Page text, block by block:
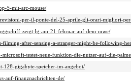
5-mit-arc-mouse/
per-il-ponte-del-25-aprile-gli-orari-migliori-
zeigt-lg-am-21-februar-auf-dem-mwc/
filming-after-sensing-a-stranger-might-be-following-
microsoft-testet-neue-funktion-die-nutzer-auf-die-
128-gigabyte-speicher-im-angebot/
auf-finanznachrichten-de/